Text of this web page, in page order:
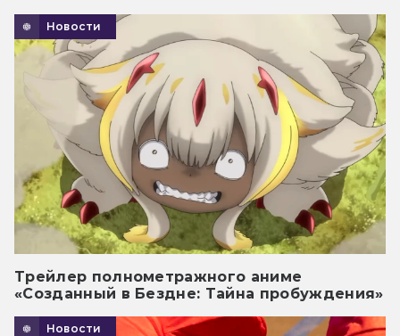
Новости
Трейлер полнометражного аниме
«Созданный в Бездне: Тайна пробуждения»
Новости